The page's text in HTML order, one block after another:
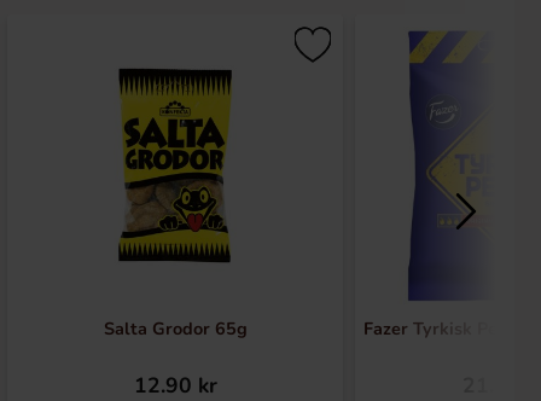
Salta Grodor 65g
12.90 kr
Fazer Tyrkisk Peber